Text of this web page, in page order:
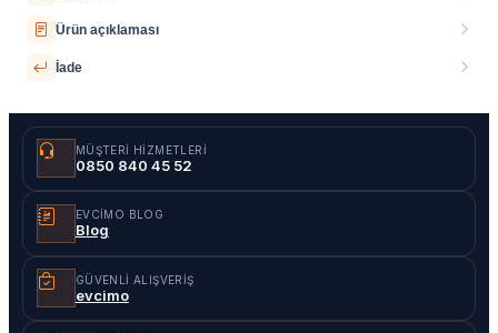
Ürün açıklaması
İade
MÜŞTERI HIZMETLERI
0850 840 45 52
EVCIMO BLOG
Blog
GÜVENLI ALIŞVERIŞ
evcimo